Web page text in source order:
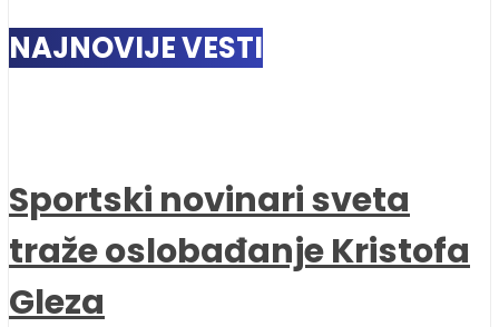
NAJNOVIJE VESTI
Sportski novinari sveta
traže oslobađanje Kristofa
Gleza